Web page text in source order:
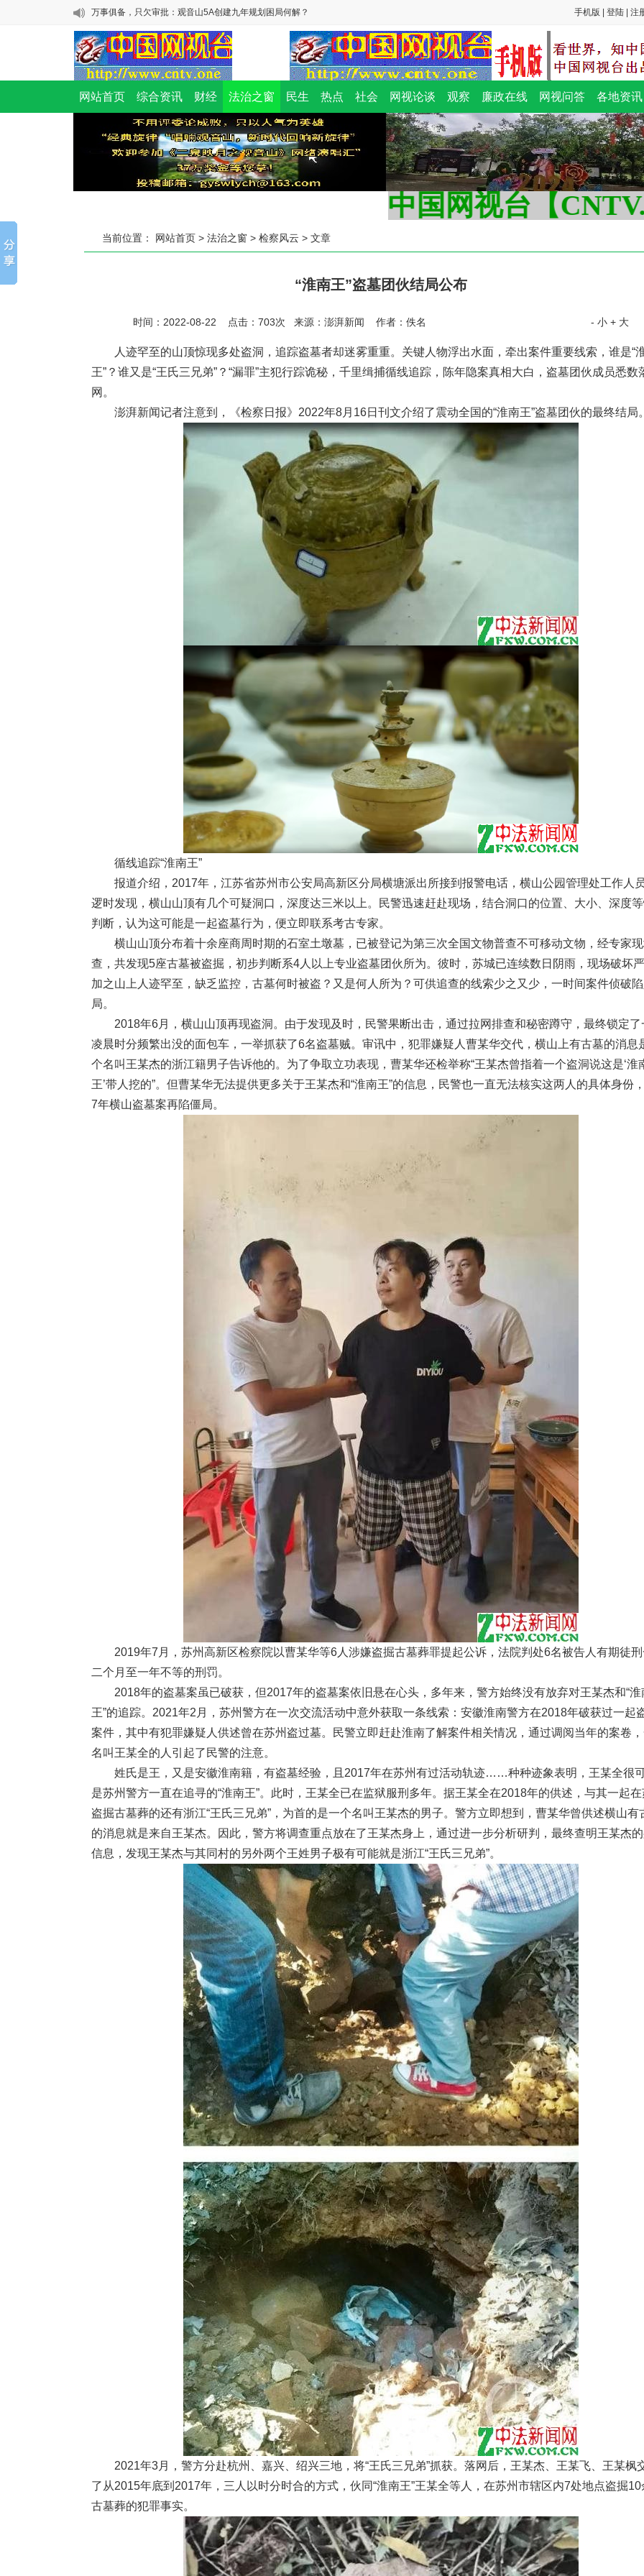
浙江金华：这起离谱的强奸案，为何公检法都隐匿证据?
广东观音山国家森林公园内违反多种法规，存在多重叠加重大安全风
险
馆陶乞业家二次致函邯郸市委书记：奇！邯郸市公安局的核查报告竟
万事俱备，只欠审批：观音山5A创建九年规划困局何解？
手机版 登陆 注
网站首页 综合资讯 财经 法治之窗 民生 热点 社会 网视论谈 观察 廉政在线 网视问答 各地资讯
中国网视台【
当前位置： 网站首页 > 法治之窗 > 检察风云 > 文章
“淮南王”盗墓团伙结局公布
时间：2022-08-22 点击： 703次 来源：澎湃新闻 作者：佚名 - 小 + 大
人迹罕至的山顶惊现多处盗洞，追踪盗墓者却迷雾重重。关键人物浮出水面，牵出案件重要线索，谁是“
王”？谁又是“王氏三兄弟”？“漏罪”主犯行踪诡秘，千里缉捕循线追踪，陈年隐案真相大白，盗墓团伙成员悉数
网。
澎湃新闻记者注意到，《检察日报》2022年8月16日刊文介绍了震动全国的“淮南王”盗墓团伙的最终结局。
循线追踪“淮南王”
报道介绍，2017年，江苏省苏州市公安局高新区分局横塘派出所接到报警电话，横山公园管理处工作人
逻时发现，横山山顶有几个可疑洞口，深度达三米以上。民警迅速赶赴现场，结合洞口的位置、大小、深度
判断，认为这可能是一起盗墓行为，便立即联系考古专家。
横山山顶分布着十余座商周时期的石室土墩墓，已被登记为第三次全国文物普查不可移动文物，经专家
查，共发现5座古墓被盗掘，初步判断系4人以上专业盗墓团伙所为。彼时，苏城已连续数日阴雨，现场破坏严
加之山上人迹罕至，缺乏监控，古墓何时被盗？又是何人所为？可供追查的线索少之又少，一时间案件侦破
局。
2018年6月，横山山顶再现盗洞。由于发现及时，民警果断出击，通过拉网排查和秘密蹲守，最终锁定了
凌晨时分频繁出没的面包车，一举抓获了6名盗墓贼。审讯中，犯罪嫌疑人曹某华交代，横山上有古墓的消息
个名叫王某杰的浙江籍男子告诉他的。为了争取立功表现，曹某华还检举称“王某杰曾指着一个盗洞说这是‘淮
王’带人挖的”。但曹某华无法提供更多关于王某杰和“淮南王”的信息，民警也一直无法核实这两人的具体身份
7年横山盗墓案再陷僵局。
2019年7月，苏州高新区检察院以曹某华等6人涉嫌盗掘古墓葬罪提起公诉，法院判处6名被告人有期徒
二个月至一年不等的刑罚。
2018年的盗墓案虽已破获，但2017年的盗墓案依旧悬在心头，多年来，警方始终没有放弃对王某杰和“淮
王”的追踪。2021年2月，苏州警方在一次交流活动中意外获取一条线索：安徽淮南警方在2018年破获过一起
案件，其中有犯罪嫌疑人供述曾在苏州盗过墓。民警立即赶赴淮南了解案件相关情况，通过调阅当年的案卷
名叫王某全的人引起了民警的注意。
姓氏是王，又是安徽淮南籍，有盗墓经验，且2017年在苏州有过活动轨迹……种种迹象表明，王某全很
是苏州警方一直在追寻的“淮南王”。此时，王某全已在监狱服刑多年。据王某全在2018年的供述，与其一起在
盗掘古墓葬的还有浙江“王氏三兄弟”，为首的是一个名叫王某杰的男子。警方立即想到，曹某华曾供述横山有
的消息就是来自王某杰。因此，警方将调查重点放在了王某杰身上，通过进一步分析研判，最终查明王某杰
信息，发现王某杰与其同村的另外两个王姓男子极有可能就是浙江“王氏三兄弟”。
2021年3月，警方分赴杭州、嘉兴、绍兴三地，将“王氏三兄弟”抓获。落网后，王某杰、王某飞、王某枫
了从2015年底到2017年，三人以时分时合的方式，伙同“淮南王”王某全等人，在苏州市辖区内7处地点盗掘10
古墓葬的犯罪事实。